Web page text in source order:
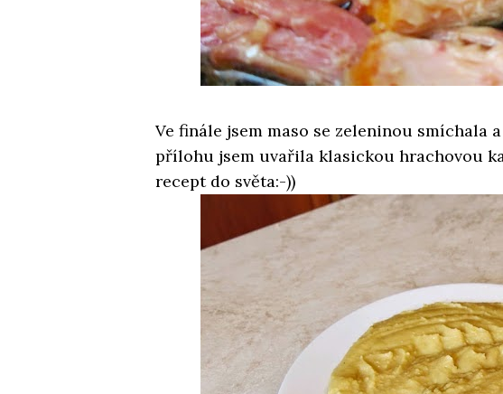
Ve finále jsem maso se zeleninou smíchala
přílohu jsem uvařila klasickou hrachovou
recept do světa:-))